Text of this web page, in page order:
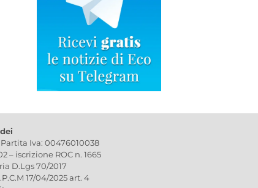
Iva: 00476010038
– iscrizione ROC n. 1665
D.Lgs 70/2017
17/04/2025 art. 4